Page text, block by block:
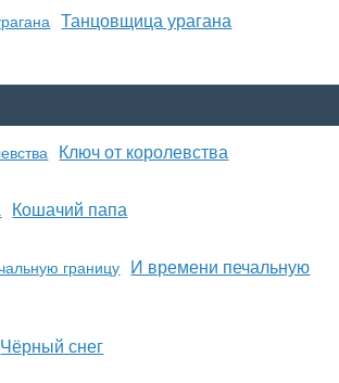
Танцовщица урагана
Ключ от королевства
Кошачий папа
И времени печальную
Чёрный снег